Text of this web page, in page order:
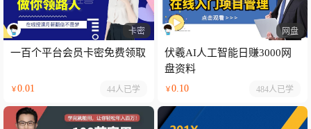
卡密
一百个平台会员卡密免费领取
￥0.01 44人 已学
网盘
伏羲AI人工智能日赚3000网
盘资料
￥0.10 484人 已学